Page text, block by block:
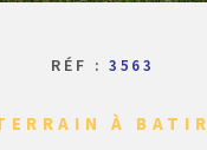
RÉF :3563
À BATIR